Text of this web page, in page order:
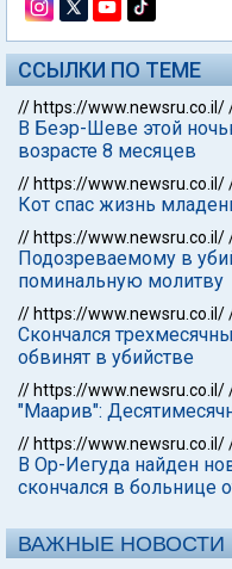
ССЫЛКИ ПО ТЕМЕ
// https://www.newsru.co.il/
В Беэр-Шеве этой
возрасте 8 месяцев
// https://www.newsru.co.il/
Кот спас жизнь
// https://www.newsru.co.il/
Подозреваемому в
поминальную молитву
// https://www.newsru.co.il/
Скончался
обвинят в убийстве
// https://www.newsru.co.il/
"Маарив":
// https://www.newsru.co.il/
В Ор-Иегуда найден
скончался в больнице
ВАЖНЫЕ НОВОСТИ